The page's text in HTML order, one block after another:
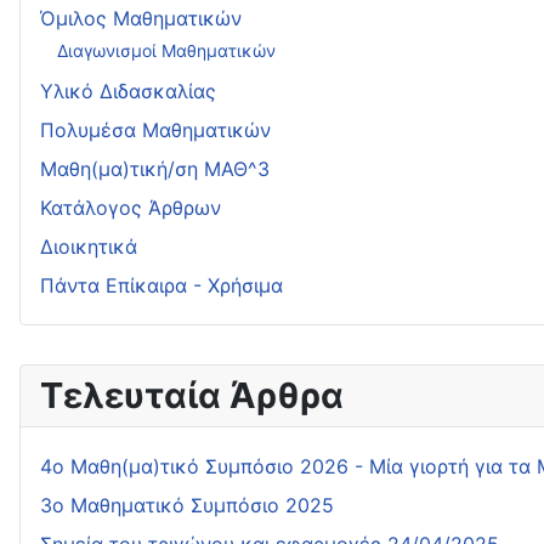
Τελευταία Άρθρα
4o Μαθη(μα)τικό Συμπόσιο 2026 - Μία γιορτή για τα
3ο Μαθηματικό Συμπόσιο 2025
Όμιλος Μαθηματικών
Διαγωνισμοί Μαθηματικών
Υλικό Διδασκαλίας
Πολυμέσα Μαθηματικών
Μαθη(μα)τική/ση ΜΑΘ^3
Κατάλογος Άρθρων
Διοικητικά
Πάντα Επίκαιρα - Χρήσιμα